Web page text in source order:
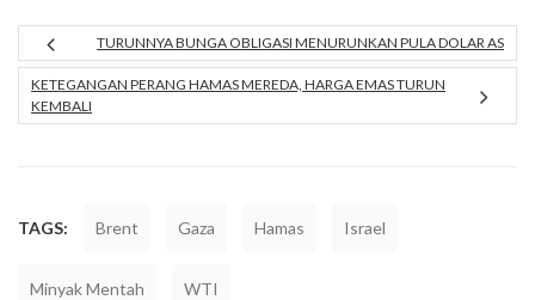
TURUNNYA BUNGA OBLIGASI MENURUNKAN PULA DOLAR AS
KETEGANGAN PERANG HAMAS MEREDA, HARGA EMAS TURUN
KEMBALI
TAGS: Brent Gaza Hamas Israel
Minyak Mentah WTI